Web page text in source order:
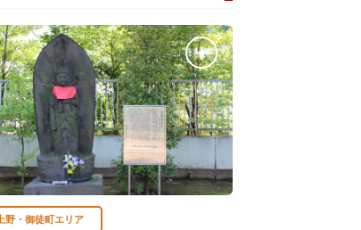
上野・御徒町エリア